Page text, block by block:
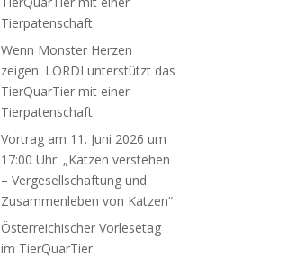
Tierpatenschaft
Wenn Monster Herzen
zeigen: LORDI unterstützt das
TierQuarTier mit einer
Tierpatenschaft
Vortrag am 11. Juni 2026 um
17:00 Uhr: „Katzen verstehen
– Vergesellschaftung und
Zusammenleben von Katzen“
Österreichischer Vorlesetag
im TierQuarTier